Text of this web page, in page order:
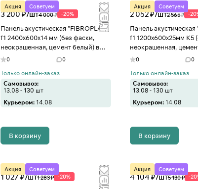
Акция Советуем
3 200 ₽/шт4 000 ₽ -20%
Панель акустическая "FIBROPLAN"
f1 2400х600х14 мм (без фаски,
неокрашенная, цемент белый) в
Иваново
0 0
Только онлайн-заказ
Самовывоз:
13.08 - 130 шт
Курьером: 14.08
В корзину
Акция Советуем
2 052 ₽/шт2 565 ₽ -
Панель акустическая
f1 1200х600х25мм К5
неокрашенная,
Иваново
0 0
Только онлайн-заказ
Самовывоз:
13.08 - 130 шт
Курьером:14.08
В корзину
Акция Советуем
1 027 ₽/шт1 283 ₽ -20%
Акция Советуем
4 104 ₽/шт5 130 ₽ -